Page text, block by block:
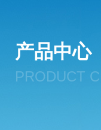
产品中心
PRODUCT